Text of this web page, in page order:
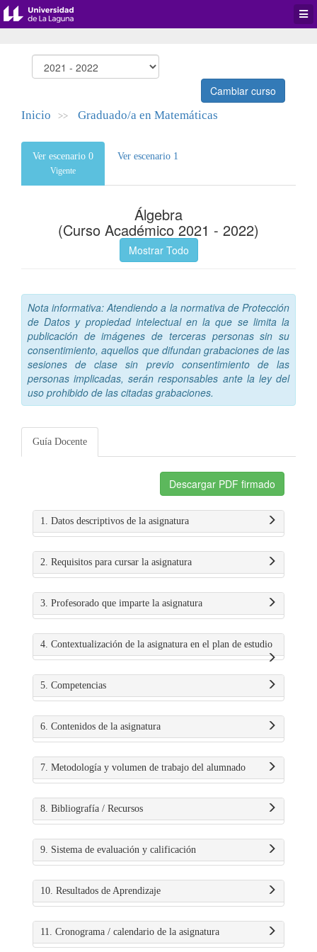
Cambiar curso
Inicio >> Graduado/a en Matemáticas
Ver escenario 0
Vigente
Ver escenario 1
Álgebra
(Curso Académico 2021 - 2022)
Mostrar Todo
Nota informativa: Atendiendo a la normativa de Protección
de Datos y propiedad intelectual en la que se limita la
publicación de imágenes de terceras personas sin su
consentimiento, aquellos que difundan grabaciones de las
sesiones de clase sin previo consentimiento de las
personas implicadas, serán responsables ante la ley del
uso prohibido de las citadas grabaciones.
Guía Docente
Descargar PDF firmado
1. Datos descriptivos de la asignatura
2. Requisitos para cursar la asignatura
3. Profesorado que imparte la asignatura
4. Contextualización de la asignatura en el plan de estudio
5. Competencias
6. Contenidos de la asignatura
7. Metodología y volumen de trabajo del alumnado
8. Bibliografía / Recursos
9. Sistema de evaluación y calificación
10. Resultados de Aprendizaje
11. Cronograma / calendario de la asignatura